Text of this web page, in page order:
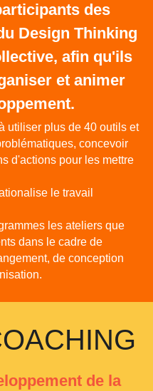
des
Design Thinking
afin qu'ils
et animer
utiliser plus de 40 outils et
concevoir
d'actions pour les mettre
le travail
les ateliers que
dans le cadre de
de conception
de la